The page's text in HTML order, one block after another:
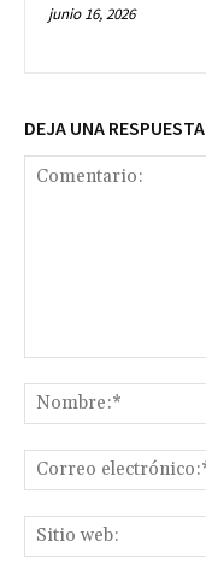
junio 16, 2026
DEJA UNA RESPUESTA